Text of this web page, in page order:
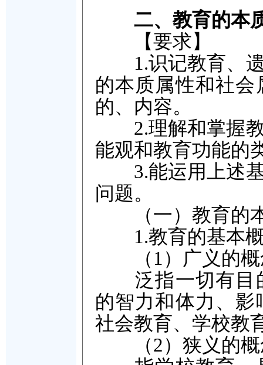
二、教育的本
【要求】
1.识记教育、遗
的本质属性和社
的、内容。
2.理解和掌握教
能观和教育功能的
3.能运用上述基
问题。
（一）教育的
1.教育的基本
（1）广义的概
泛指一切有目
的智力和体力、
社会教育、学校教
（2）狭义的概